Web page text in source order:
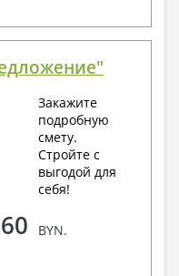
Закажите
подробную
смету.
Стройте с
выгодой для
себя!
BYN.